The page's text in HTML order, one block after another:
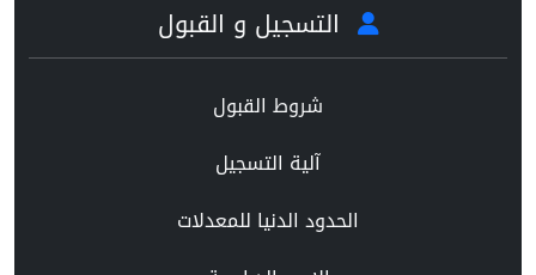
التسجيل و القبول
شروط القبول
آلية التسجيل
الحدود الدنيا للمعدلات